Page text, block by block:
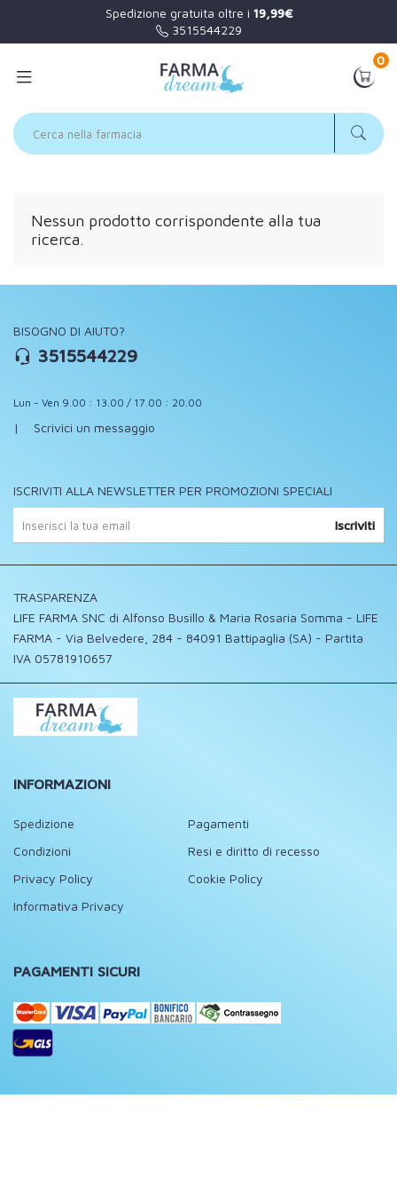
Spedizione gratuita oltre i 19,99€
3515544229
0
Nessun prodotto corrispondente alla tua
ricerca.
BISOGNO DI AIUTO?
3515544229
Lun - Ven 9.00 : 13.00 / 17.00 : 20.00
| Scrivici un messaggio
ISCRIVITI ALLA NEWSLETTER PER PROMOZIONI SPECIALI
Iscriviti
TRASPARENZA
LIFE FARMA SNC di Alfonso Busillo & Maria Rosaria Somma - LIFE
FARMA - Via Belvedere, 284 - 84091 Battipaglia (SA) - Partita
IVA 05781910657
INFORMAZIONI
Spedizione
Pagamenti
Condizioni
Resi e diritto di recesso
Privacy Policy
Cookie Policy
Informativa Privacy
PAGAMENTI SICURI